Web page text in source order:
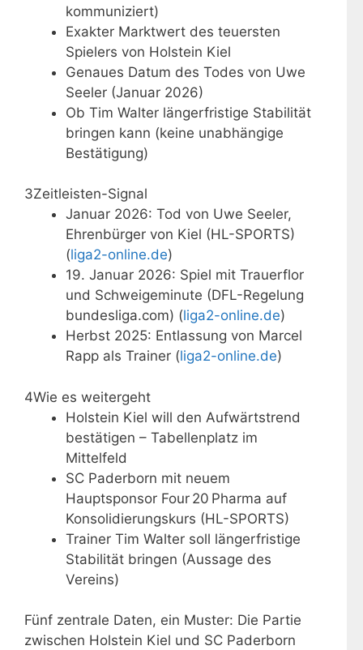
kommuniziert)
Exakter Marktwert des teuersten
Spielers von Holstein Kiel
Genaues Datum des Todes von Uwe
Seeler (Januar 2026)
Ob Tim Walter längerfristige Stabilität
bringen kann (keine unabhängige
Bestätigung)
3Zeitleisten-Signal
Januar 2026: Tod von Uwe Seeler,
Ehrenbürger von Kiel (HL-SPORTS)
(liga2-online.de)
19. Januar 2026: Spiel mit Trauerflor
und Schweigeminute (DFL-Regelung
bundesliga.com) (liga2-online.de)
Herbst 2025: Entlassung von Marcel
Rapp als Trainer (liga2-online.de)
4Wie es weitergeht
Holstein Kiel will den Aufwärtstrend
bestätigen – Tabellenplatz im
Mittelfeld
SC Paderborn mit neuem
Hauptsponsor Four 20 Pharma auf
Konsolidierungskurs (HL-SPORTS)
Trainer Tim Walter soll längerfristige
Stabilität bringen (Aussage des
Vereins)
Fünf zentrale Daten, ein Muster: Die Partie
zwischen Holstein Kiel und SC Paderborn